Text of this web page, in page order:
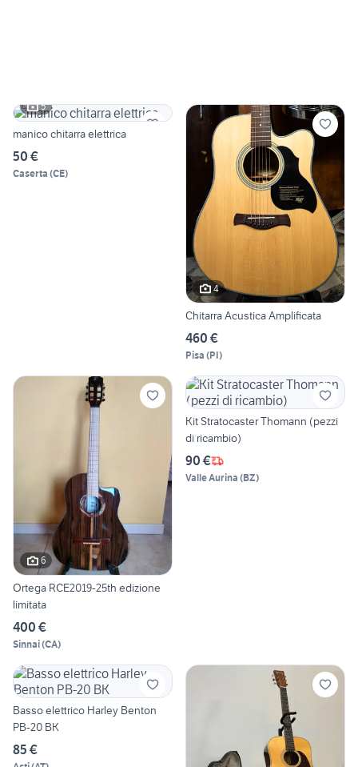
5
manico chitarra elettrica
50 €
Caserta (CE)
4
Chitarra Acustica Amplificata
460 €
Pisa (PI)
6
Ortega RCE2019-25th edizione
limitata
400 €
Sinnai(CA)
Kit Stratocaster Thomann (pezzi
di ricambio)
90 €
Valle Aurina (BZ)
Basso elettrico Harley Benton
PB-20 BK
85 €